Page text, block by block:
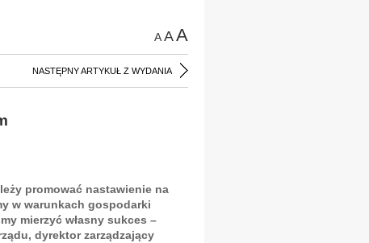
AAA
NASTĘPNY ARTYKUŁ Z WYDANIA
promować nastawienie na
w warunkach gospodarki
mierzyć własny sukces –
dyrektor zarządzający